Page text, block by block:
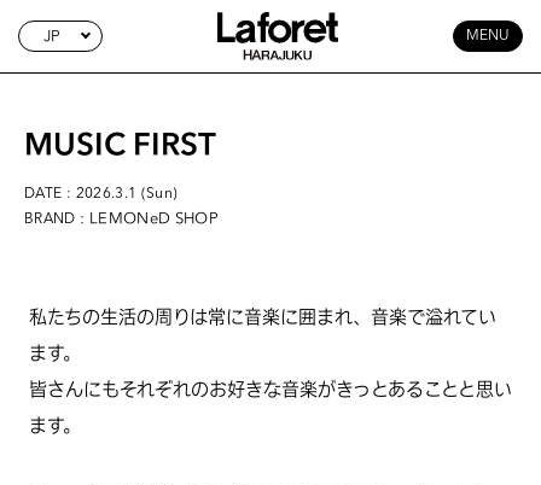
JP MENU
MUSIC FIRST
DATE : 2026.3.1 (Sun)
BRAND : LEMONeD SHOP
私たちの生活の周りは常に音楽に囲まれ、音楽で溢れてい
ます。
皆さんにもそれぞれのお好きな音楽がきっとあることと思い
ます。